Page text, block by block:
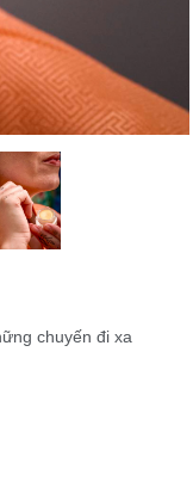
chuyến đi xa